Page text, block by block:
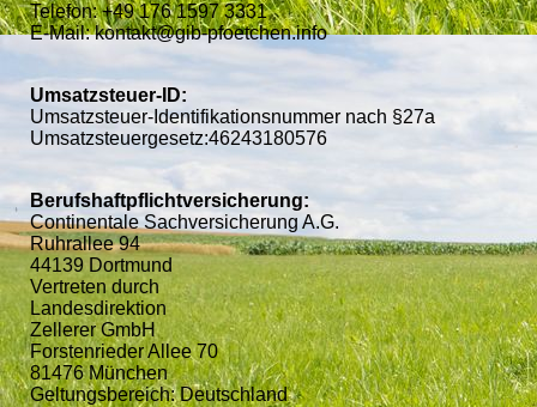
Telefon: +49 176 1597 3331
E-Mail: kontakt@gib-pfoetchen.info
Umsatzsteuer-ID:
Umsatzsteuer-Identifikationsnummer nach §27a
Umsatzsteuergesetz:46243180576
Berufshaftpflichtversicherung:
Continentale Sachversicherung A.G.
Ruhrallee 94
44139 Dortmund
Vertreten durch
Landesdirektion
Zellerer GmbH
Forstenrieder Allee 70
81476 München
Geltungsbereich: Deutschland